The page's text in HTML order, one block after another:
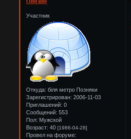
Участник
Откуда: біля метро Позняки
Зарегистрирован: 2006-11-03
Приглашений: 0
Сообщений: 553
Пол: Мужской
Возраст: 40[1986-04-28]
Провел на форуме: